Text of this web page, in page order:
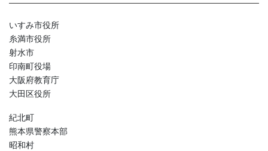
いすみ市役所
糸満市役所
射水市
印南町役場
大阪府教育庁
大田区役所
紀北町
熊本県警察本部
昭和村